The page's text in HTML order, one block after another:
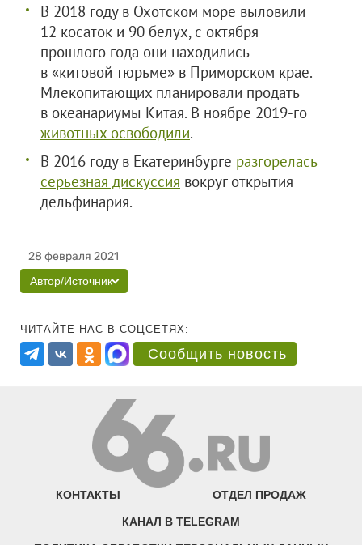
В 2018 году в Охотском море выловили
12 косаток и 90 белух, с октября
прошлого года они находились
в «китовой тюрьме» в Приморском крае.
Млекопитающих планировали продать
в океанариумы Китая. В ноябре 2019-го
животных освободили.
В 2016 году в Екатеринбурге разгорелась
серьезная дискуссия вокруг открытия
дельфинария.
28 февраля 2021
Автор/Источник
ЧИТАЙТЕ НАС В СОЦСЕТЯХ:
Сообщить новость
КОНТАКТЫ ОТДЕЛ ПРОДАЖ
КАНАЛ В TELEGRAM